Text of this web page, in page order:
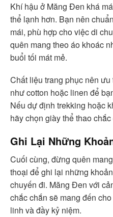
Khí hậu ở Măng Đen khá
thể lạnh hơn. Bạn nên
mái, phù hợp cho việc di
quên mang theo áo khoác
buổi tối mát mẻ.
Chất liệu trang phục nên
như cotton hoặc linen để
Nếu dự định trekking hoặc
hãy chọn giày thể thao
Ghi Lại Những
Cuối cùng, đừng quên
thoại để ghi lại những
chuyến đi. Măng Đen với
chắc chắn sẽ mang đến
linh và đầy kỷ niệm.